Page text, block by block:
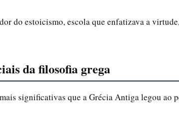
do estoicismo, escola que enfatizava a
da filosofia grega
significativas que a Grécia Antiga legou ao